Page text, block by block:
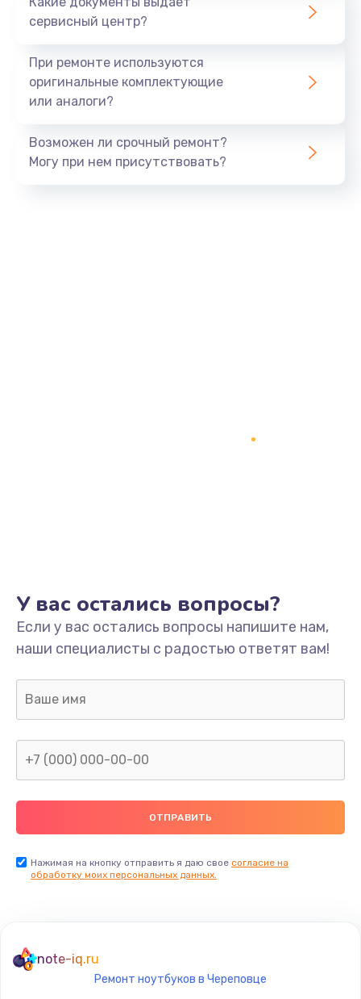
сервисный центр?
При ремонте используются
оригинальные комплектующие
или аналоги?
Возможен ли срочный ремонт?
Могу при нем присутствовать?
У вас остались вопросы?
Если у вас остались вопросы напишите нам,
наши специалисты с радостью ответят вам!
Нажимая на кнопку отправить я даю свое согласие на
обработку моих персональных данных.
note-iq.ru
Ремонт ноутбуков в Череповце